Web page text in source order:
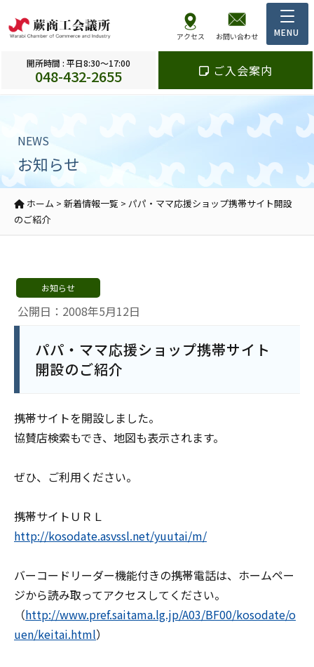
アクセス お問い合わせ
開所時間 : 平日8:30～17:00
048-432-2655 ご入会案内
NEWS
お知らせ
ホーム > 新着情報一覧 > パパ・ママ応援ショップ携帯サイト開設
のご紹介
公開日：2008年5月12日
お知らせ
パパ・ママ応援ショップ携帯サイト
開設のご紹介
携帯サイトを開設しました。
協賛店検索もでき、地図も表示されます。
ぜひ、ご利用ください。
携帯サイトＵＲＬ
http://kosodate.asvssl.net/yuutai/m/
バーコードリーダー機能付きの携帯電話は、ホームペー
ジから読み取ってアクセスしてください。
（http://www.pref.saitama.lg.jp/A03/BF00/kosodate/o
uen/keitai.html）